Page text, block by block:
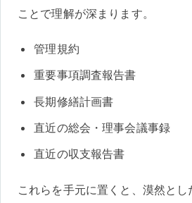
ことで理解が深まります。
管理規約
重要事項調査報告書
長期修繕計画書
直近の総会・理事会議事録
直近の収支報告書
これらを手元に置くと、漠然と